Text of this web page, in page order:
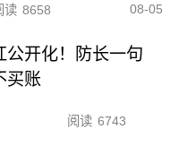
读 8658 08-05
公开化！防长一句
买账
阅读 6743